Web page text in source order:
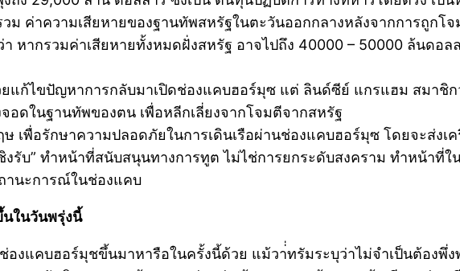
ม ค่าความเสียหายของฐานทัพสหรัฐในตะวันออกกลางหลังจากการถูกโจ
หากรวมค่าเสียหายทั้งหมดฝั่งสหรัฐ อาจไปถึง 40000 – 50000 ล้นดอล
ยแก้ไขปัญหาการกลับมาเปิดช่องแคบฮอร์มุซ แต่ ลินด์ซีย์ แกรแฮม สมาชิ
อดในฐานทัพของตน เพื่อหลีกเลี่ยงจากโจมตีจากสหรัฐ
ษ เพื่อรักษาความปลอดภัยในการเดินเรือผ่านช่องแคบฮอร์มุซ โดยจะส่งเ
งรับ” ทำหน้าที่สนับสนุนทางการทูต ไม่ไช่การยกระดับสงคราม ทำหน้าที่ใ
านะการณ์ในช่องแคบ
นในวันพรุ่งนี้
องแคบฮอร์มุชขึ้นมาหารือในครั้งนี้ด้วย แม้วา่่ทรัมระบุว่าไม่จำเป็นต้องพึ่